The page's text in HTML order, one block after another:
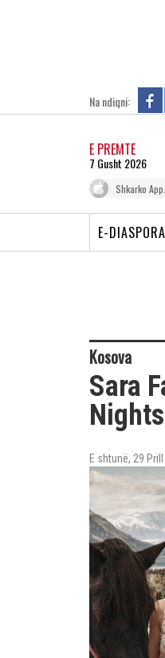
Na ndiqni:
E PREMTE
7 Gusht 2026
Shkarko App..
E-DIASPORA
Kosova
Sara
Nights
E shtunë, 29